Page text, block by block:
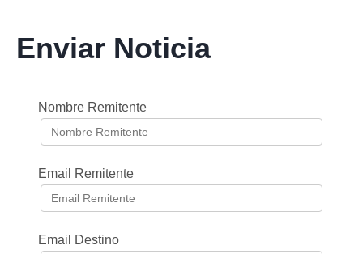
Enviar Noticia
Nombre Remitente
Email Remitente
Email Destino